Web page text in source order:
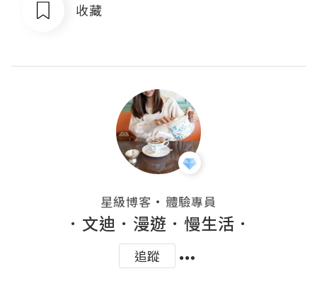
收藏
星級博客 ・ 體驗專員
．文迪．漫遊．慢生活．
追蹤